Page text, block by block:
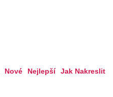
Nové Nejlepší Jak Nakreslit